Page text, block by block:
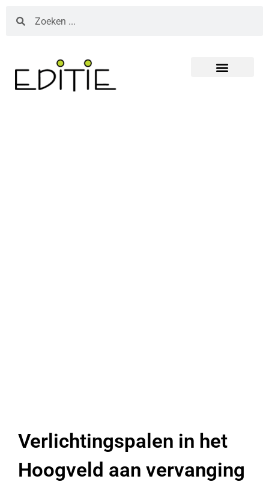
Verlichtingspalen in het
Hoogveld aan vervanging